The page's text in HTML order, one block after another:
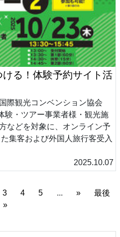
る！体験予約サイト活
際観光コンベンション協会
験・ツアー事業者様・観光施
などを対象に、オンライン予
集客および外国人旅行客受入
2025.10.07
3 4 5 ... »
最後
»